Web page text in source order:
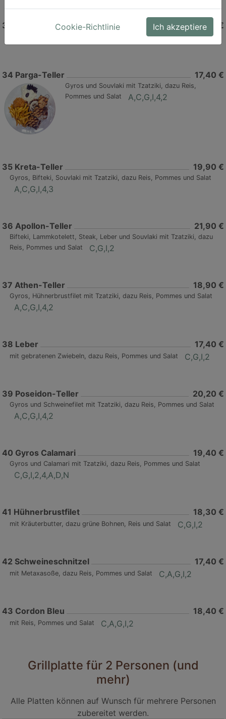
33 Schweinefilet 22,70 €
mit Kräuterbutter, dazu Reis, Pommes und Salat 2,C,G,I
34 Parga-Teller 17,40 €
Gyros und Souvlaki mit Tzatziki, dazu Reis,
Pommes und Salat
A,C,G,I,4,2
35 Kreta-Teller 19,90 €
Gyros, Bifteki, Souvlaki mit Tzatziki, dazu Reis, Pommes und Salat
A,C,G,I,4,3
36 Apollon-Teller 21,90 €
Bifteki, Lammkotelett, Steak, Leber und Souvlaki mit Tzatziki, dazu
Reis, Pommes und Salat
C,G,I,2
37 Athen-Teller 18,90 €
Gyros, Hühnerbrustfilet mit Tzatziki, dazu Reis, Pommes und Salat
A,C,G,I,4,2
38 Leber 17,40 €
mit gebratenen Zwiebeln, dazu Reis, Pommes und Salat C,G,I,2
39 Poseidon-Teller 20,20 €
Gyros und Schweinefilet mit Tzatziki, dazu Reis, Pommes und Salat
A,C,G,I,4,2
40 Gyros Calamari 19,40 €
Gyros und Calamari mit Tzatziki, dazu Reis, Pommes und Salat
C,G,I,2,4,A,D,N
41 Hühnerbrustfilet 18,30 €
mit Kräuterbutter, dazu grüne Bohnen, Reis und Salat C,G,I,2
42 Schweineschnitzel 17,40 €
mit Metaxasoße, dazu Reis, Pommes und Salat C,A,G,I,2
43 Cordon Bleu 18,40 €
mit Reis, Pommes und Salat C,A,G,I,2
Grillplatte für 2 Personen (und
mehr)
Alle Platten können auf Wunsch für mehrere Personen
zubereitet werden.
Cookie-Richtlinie Ich akzeptiere